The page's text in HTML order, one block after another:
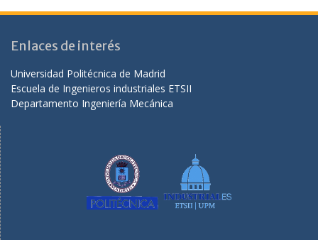
Enlaces de interés
Universidad Politécnica de Madrid
Escuela de Ingenieros industriales ETSII
Departamento Ingeniería Mecánica